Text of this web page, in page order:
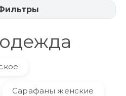
Сарафаны женские